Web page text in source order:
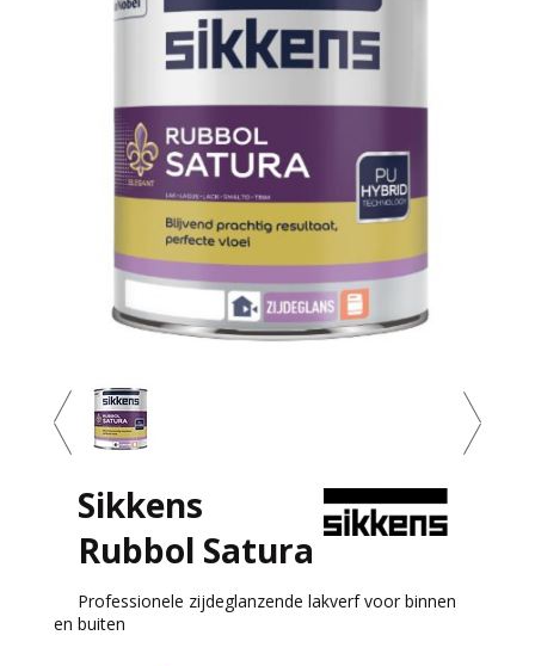
Sikkens
Rubbol Satura
Professionele zijdeglanzende lakverf voor binnen
en buiten